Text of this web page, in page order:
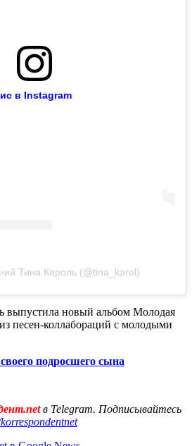
в Instagram
Тина Кароль (@tina_karol)
выпустила новый альбом Молодая
песен-коллабораций с молодыми
подросшего сына
в Telegram. Подписывайтесь